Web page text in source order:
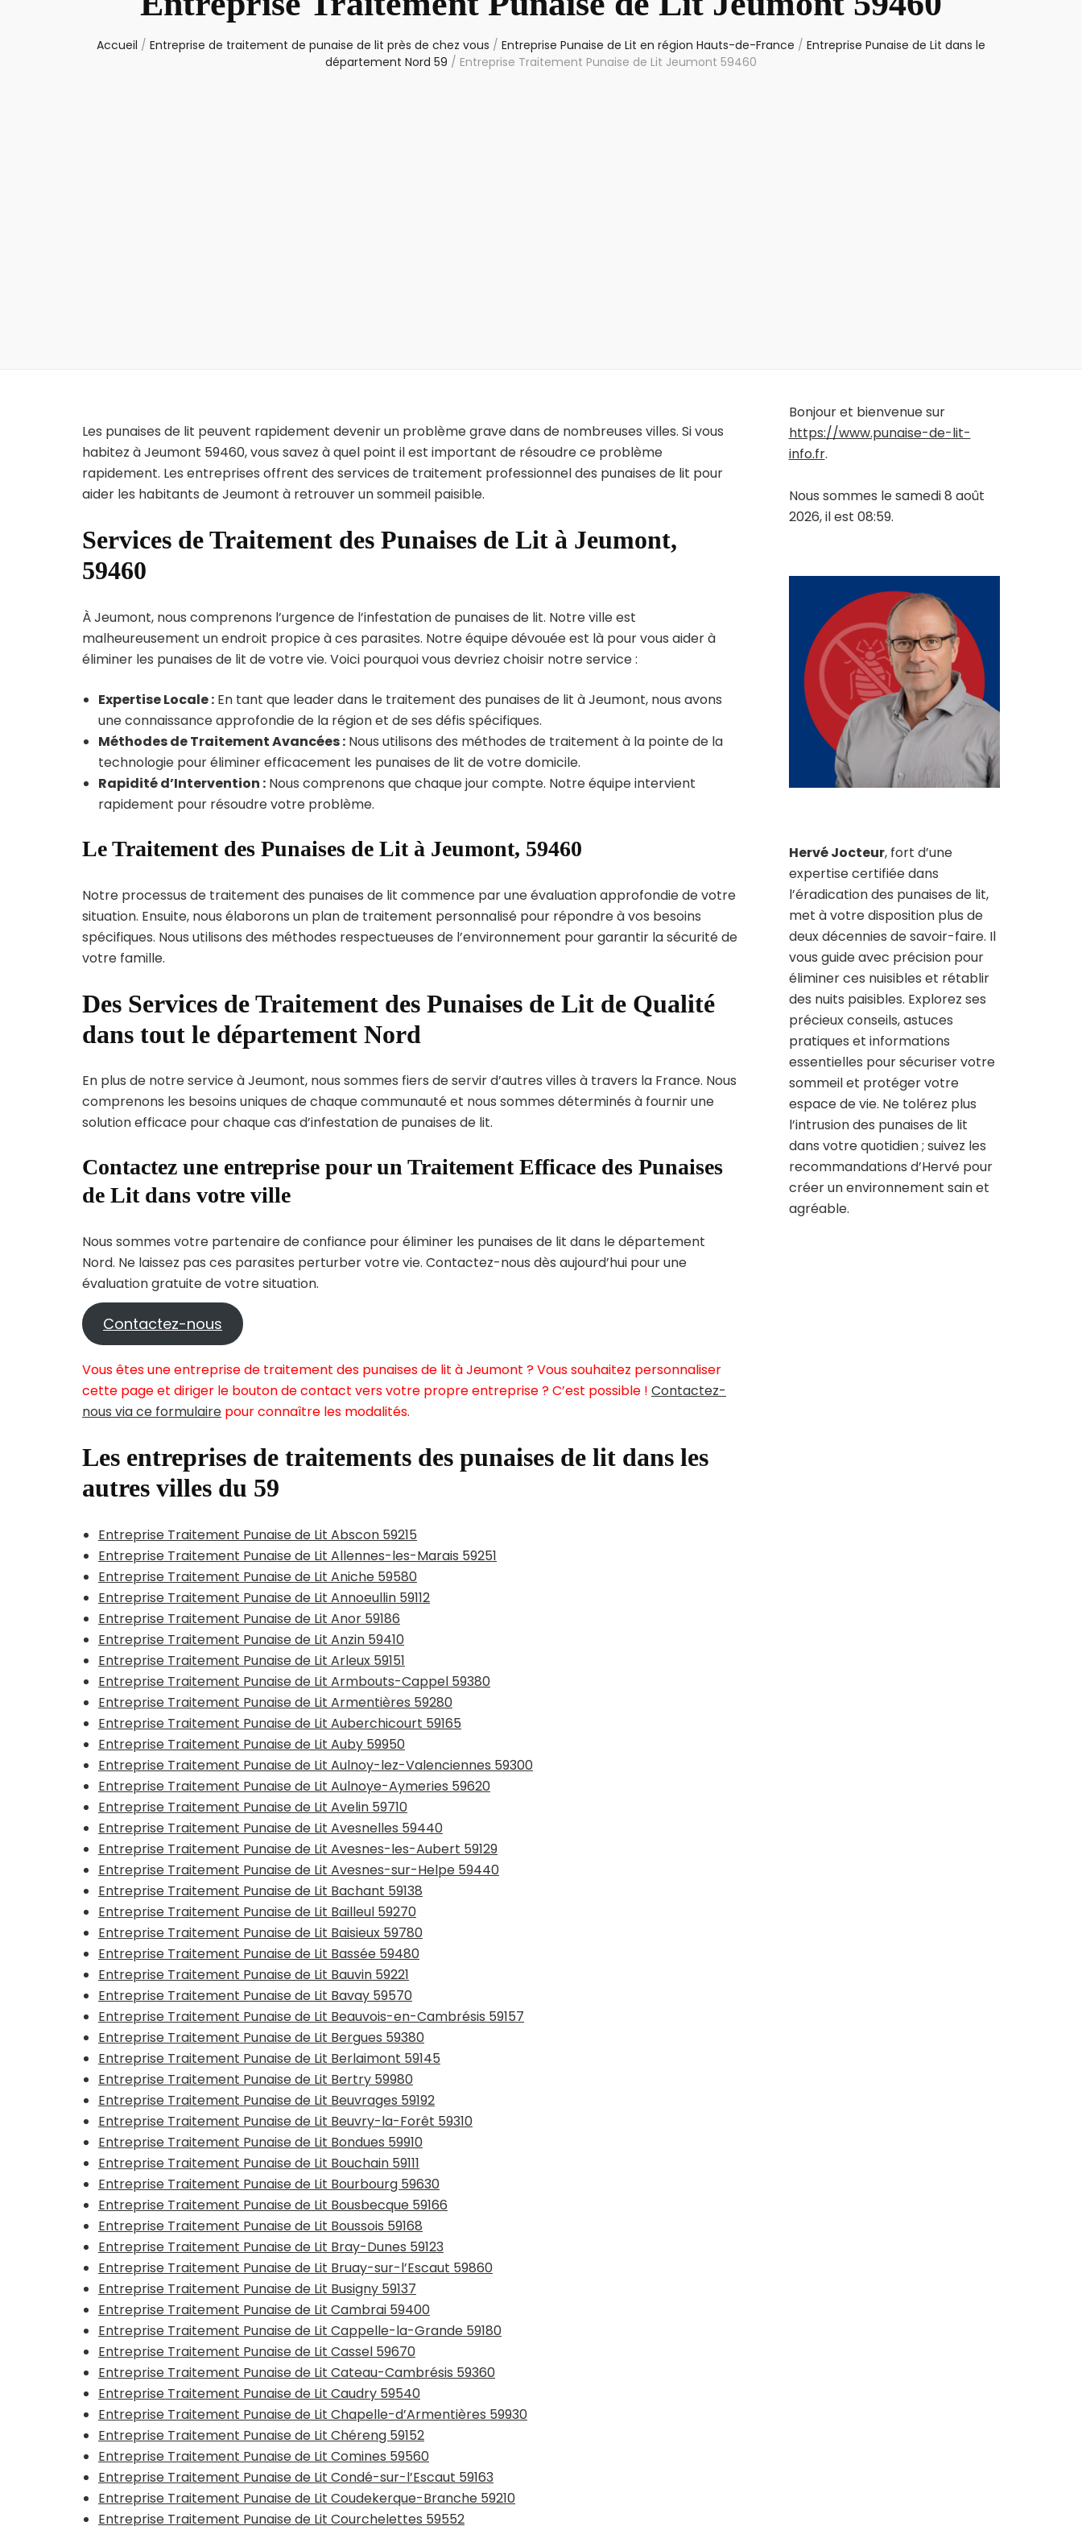
Accueil / Entreprise de traitement de punaise de lit près de chez vous / Entreprise Punaise de Lit en région Hauts-de-France / Entreprise Punaise de Lit dans le
département Nord 59 / Entreprise Traitement Punaise de Lit Jeumont 59460
Les punaises de lit peuvent rapidement devenir un problème grave dans de nombreuses villes. Si vous
habitez à Jeumont 59460, vous savez à quel point il est important de résoudre ce problème
rapidement. Les entreprises offrent des services de traitement professionnel des punaises de lit pour
aider les habitants de Jeumont à retrouver un sommeil paisible.
Services de Traitement des Punaises de Lit à Jeumont,
59460
À Jeumont, nous comprenons l’urgence de l’infestation de punaises de lit. Notre ville est
malheureusement un endroit propice à ces parasites. Notre équipe dévouée est là pour vous aider à
éliminer les punaises de lit de votre vie. Voici pourquoi vous devriez choisir notre service :
Expertise Locale : En tant que leader dans le traitement des punaises de lit à Jeumont, nous avons
une connaissance approfondie de la région et de ses défis spécifiques.
Méthodes de Traitement Avancées : Nous utilisons des méthodes de traitement à la pointe de la
technologie pour éliminer efficacement les punaises de lit de votre domicile.
Rapidité d’Intervention : Nous comprenons que chaque jour compte. Notre équipe intervient
rapidement pour résoudre votre problème.
Le Traitement des Punaises de Lit à Jeumont, 59460
Notre processus de traitement des punaises de lit commence par une évaluation approfondie de votre
situation. Ensuite, nous élaborons un plan de traitement personnalisé pour répondre à vos besoins
spécifiques. Nous utilisons des méthodes respectueuses de l’environnement pour garantir la sécurité de
votre famille.
Des Services de Traitement des Punaises de Lit de Qualité
dans tout le département Nord
En plus de notre service à Jeumont, nous sommes fiers de servir d’autres villes à travers la France. Nous
comprenons les besoins uniques de chaque communauté et nous sommes déterminés à fournir une
solution efficace pour chaque cas d’infestation de punaises de lit.
Contactez une entreprise pour un Traitement Efficace des Punaises
de Lit dans votre ville
Nous sommes votre partenaire de confiance pour éliminer les punaises de lit dans le département
Nord. Ne laissez pas ces parasites perturber votre vie. Contactez-nous dès aujourd’hui pour une
évaluation gratuite de votre situation.
Contactez-nous
Vous êtes une entreprise de traitement des punaises de lit à Jeumont ? Vous souhaitez personnaliser
cette page et diriger le bouton de contact vers votre propre entreprise ? C’est possible ! Contactez-
nous via ce formulaire pour connaître les modalités.
Les entreprises de traitements des punaises de lit dans les
autres villes du 59
Entreprise Traitement Punaise de Lit Abscon 59215
Entreprise Traitement Punaise de Lit Allennes-les-Marais 59251
Entreprise Traitement Punaise de Lit Aniche 59580
Entreprise Traitement Punaise de Lit Annoeullin 59112
Entreprise Traitement Punaise de Lit Anor 59186
Entreprise Traitement Punaise de Lit Anzin 59410
Entreprise Traitement Punaise de Lit Arleux 59151
Entreprise Traitement Punaise de Lit Armbouts-Cappel 59380
Entreprise Traitement Punaise de Lit Armentières 59280
Entreprise Traitement Punaise de Lit Auberchicourt 59165
Entreprise Traitement Punaise de Lit Auby 59950
Entreprise Traitement Punaise de Lit Aulnoy-lez-Valenciennes 59300
Entreprise Traitement Punaise de Lit Aulnoye-Aymeries 59620
Entreprise Traitement Punaise de Lit Avelin 59710
Entreprise Traitement Punaise de Lit Avesnelles 59440
Entreprise Traitement Punaise de Lit Avesnes-les-Aubert 59129
Entreprise Traitement Punaise de Lit Avesnes-sur-Helpe 59440
Entreprise Traitement Punaise de Lit Bachant 59138
Entreprise Traitement Punaise de Lit Bailleul 59270
Entreprise Traitement Punaise de Lit Baisieux 59780
Entreprise Traitement Punaise de Lit Bassée 59480
Entreprise Traitement Punaise de Lit Bauvin 59221
Entreprise Traitement Punaise de Lit Bavay 59570
Entreprise Traitement Punaise de Lit Beauvois-en-Cambrésis 59157
Entreprise Traitement Punaise de Lit Bergues 59380
Entreprise Traitement Punaise de Lit Berlaimont 59145
Entreprise Traitement Punaise de Lit Bertry 59980
Entreprise Traitement Punaise de Lit Beuvrages 59192
Entreprise Traitement Punaise de Lit Beuvry-la-Forêt 59310
Entreprise Traitement Punaise de Lit Bondues 59910
Entreprise Traitement Punaise de Lit Bouchain 59111
Entreprise Traitement Punaise de Lit Bourbourg 59630
Entreprise Traitement Punaise de Lit Bousbecque 59166
Entreprise Traitement Punaise de Lit Boussois 59168
Entreprise Traitement Punaise de Lit Bray-Dunes 59123
Entreprise Traitement Punaise de Lit Bruay-sur-l’Escaut 59860
Entreprise Traitement Punaise de Lit Busigny 59137
Entreprise Traitement Punaise de Lit Cambrai 59400
Entreprise Traitement Punaise de Lit Cappelle-la-Grande 59180
Entreprise Traitement Punaise de Lit Cassel 59670
Entreprise Traitement Punaise de Lit Cateau-Cambrésis 59360
Entreprise Traitement Punaise de Lit Caudry 59540
Entreprise Traitement Punaise de Lit Chapelle-d’Armentières 59930
Entreprise Traitement Punaise de Lit Chéreng 59152
Entreprise Traitement Punaise de Lit Comines 59560
Entreprise Traitement Punaise de Lit Condé-sur-l’Escaut 59163
Entreprise Traitement Punaise de Lit Coudekerque-Branche 59210
Entreprise Traitement Punaise de Lit Courchelettes 59552
Bonjour et bienvenue sur
https://www.punaise-de-lit-
info.fr.
Nous sommes le samedi 8 août
2026, il est 08:59.
Hervé Jocteur, fort d’une
expertise certifiée dans
l’éradication des punaises de lit,
met à votre disposition plus de
deux décennies de savoir-faire. Il
vous guide avec précision pour
éliminer ces nuisibles et rétablir
des nuits paisibles. Explorez ses
précieux conseils, astuces
pratiques et informations
essentielles pour sécuriser votre
sommeil et protéger votre
espace de vie. Ne tolérez plus
l’intrusion des punaises de lit
dans votre quotidien ; suivez les
recommandations d’Hervé pour
créer un environnement sain et
agréable.